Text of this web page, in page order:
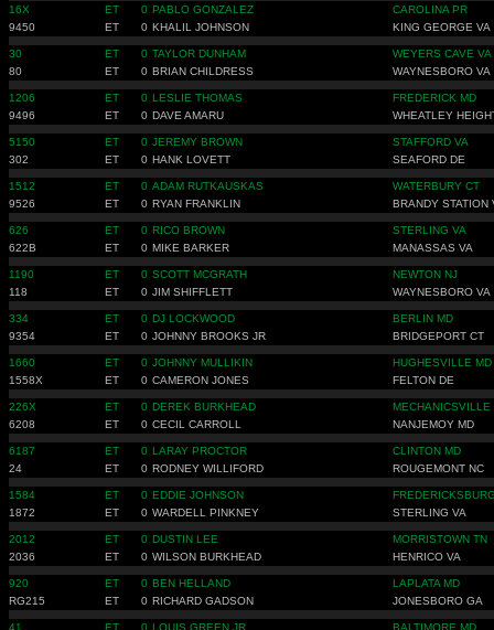
16X ET 0 PABLO GONZALEZ
CAROLINA PR
9450
ET 0 KHALIL JOHNSON KING GEORGE VA
30 ET 0 TAYLOR DUNHAM
WEYERS CAVE VA
80
ET 0 BRIAN CHILDRESS WAYNESBORO VA
1206 ET 0 LESLIE THOMAS
FREDERICK MD
9496
ET 0 DAVE AMARU WHEATLEY
5150 ET 0 JEREMY BROWN
STAFFORD VA
302
ET 0 HANK LOVETT SEAFORD DE
1512 ET 0 ADAM RUTKAUSKAS
WATERBURY CT
9526
ET 0 RYAN FRANKLIN BRANDY STATION
626 ET 0 RICO BROWN
STERLING VA
622B
ET 0 MIKE BARKER MANASSAS VA
1190 ET 0 SCOTT MCGRATH
NEWTON NJ
118
ET 0 JIM SHIFFLETT WAYNESBORO VA
334 ET 0 DJ LOCKWOOD
BERLIN MD
9354
ET 0 JOHNNY BROOKS JR BRIDGEPORT CT
1660 ET 0 JOHNNY MULLIKIN
HUGHESVILLE MD
1558X
ET 0 CAMERON JONES FELTON DE
226X ET 0 DEREK BURKHEAD
MECHANICSVILLE
6208
ET 0 CECIL CARROLL NANJEMOY MD
6187 ET 0 LARAY PROCTOR
CLINTON MD
24
ET 0 RODNEY WILLIFORD ROUGEMONT NC
1584 ET 0 EDDIE JOHNSON
1872
ET 0 WARDELL PINKNEY STERLING VA
2012 ET 0 DUSTIN LEE
MORRISTOWN TN
2036
ET 0 WILSON BURKHEAD HENRICO VA
920 ET 0 BEN HELLAND
LAPLATA MD
RG215
ET 0 RICHARD GADSON JONESBORO GA
41 ET 0 LOUIS GREEN JR
BALTIMORE MD